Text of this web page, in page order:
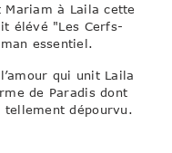
à Laila cette
élévé "Les Cerfs-
essentiel.
qui unit Laila
de Paradis dont
dépourvu.